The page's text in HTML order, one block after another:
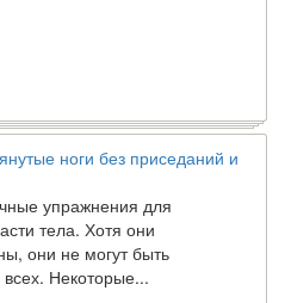
упражнения для
тела. Хотя они
они не могут быть
Некоторые...